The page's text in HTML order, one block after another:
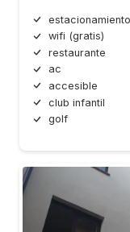
estacionamiento
wifi (gratis)
restaurante
ac
accesible
club infantil
golf